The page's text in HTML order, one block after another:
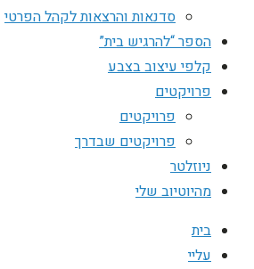
סדנאות והרצאות לקהל הפרטי
הספר “להרגיש בית”
קלפי עיצוב בצבע
פרויקטים
פרויקטים
פרויקטים שבדרך
ניוזלטר
מהיוטיוב שלי
בית
עליי